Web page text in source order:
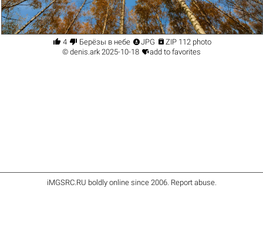
 4  Берёзы в небе JPG  ZIP 112 photo
© denis.ark 2025-10-18 add to favorites
iMGSRC.RU boldly online since 2006. Report abuse.